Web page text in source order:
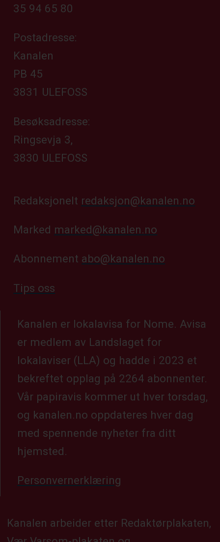
35 94 65 80
Postadresse:
Kanalen
PB 45
3831 ULEFOSS
Besøksadresse:
Ringsevja 3,
3830 ULEFOSS
Redaksjonelt redaksjon@kanalen.no
Marked marked@kanalen.no
Abonnement abo@kanalen.no
Tips oss
Kanalen er lokalavisa for Nome. Avisa
er medlem av Landslaget for
lokalaviser (LLA) og hadde i 2023 et
bekreftet opplag på 2264 abonnenter.
Vår papiravis kommer ut hver torsdag,
og kanalen.no oppdateres hver dag
med spennende nyheter fra ditt
hjemsted.
Personvernerklæring
Kanalen arbeider etter Redaktørplakaten,